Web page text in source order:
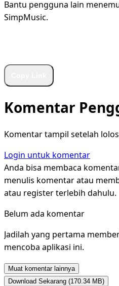
Bantu pengguna lain
SimpMusic.
Komentar
Komentar tampil setelah
Login untuk komentar
Anda bisa membaca
menulis komentar atau
atau register terlebih dahulu.
Belum ada komentar
Jadilah yang pertama
mencoba aplikasi ini.
Muat komentar lainnya
Download Sekarang (170.34 MB)